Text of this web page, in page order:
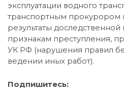
эксплуатации водного
транспортным прокурором
результаты
признакам преступления,
УК РФ (нарушения правил
ведении иных работ).
Подпишитесь: